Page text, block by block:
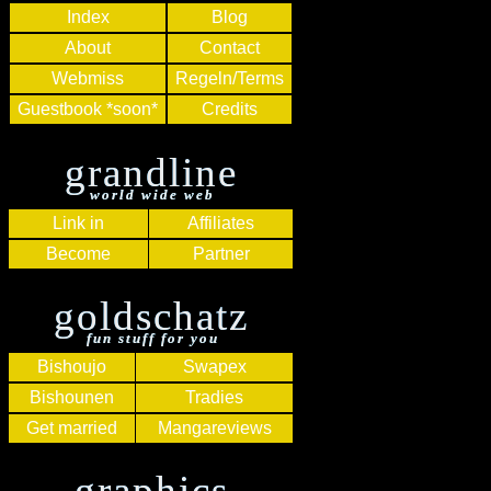
Index
About
Webmiss
Guestbook *soon*
Blog
Contact
Regeln/Terms
Credits
grandline
world wide web
Link in
Become
Affiliates
Partner
goldschatz
fun stuff for you
Bishoujo
Bishounen
Get married
Swapex
Tradies
Mangareviews